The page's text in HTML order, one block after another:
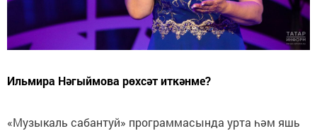
Ильмира Нәгыймова рөхсәт иткәнме?
«Музыкаль сабантуй» программасында урта һәм яшь